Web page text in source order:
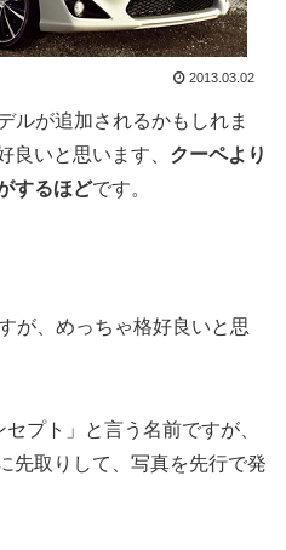
2013.03.02
ルが追加されるかもしれま
良いと思います、 クーペより
するほどです。
が、めっちゃ格好良いと思
プト」と言う名前ですが、
先取りして、写真を先行で発